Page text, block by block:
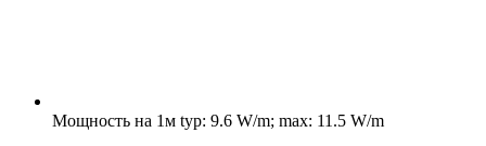
Мощность на 1м typ: 9.6 W/m; max: 11.5 W/m